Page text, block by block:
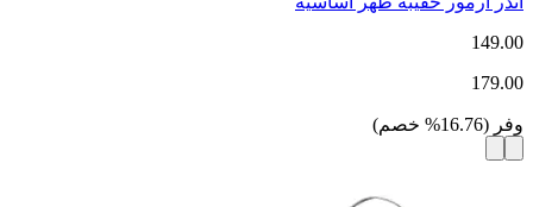
149.00
179.00
وفر (
16.76
% خصم)